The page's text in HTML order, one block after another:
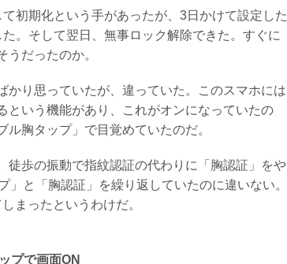
初期化という手があったが、3日かけて設定した
。そして翌日、無事ロック解除できた。すぐに
だったのか。
かり思っていたが、違っていた。このスマホには
という機能があり、これがオンになっていたの
胸タップ」で目覚めていたのだ。
徒歩の振動で指紋認証の代わりに「胸認証」をや
と「胸認証」を繰り返していたのに違いない。
まったというわけだ。
プで画面ON